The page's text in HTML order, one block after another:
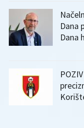
Dana
Dana